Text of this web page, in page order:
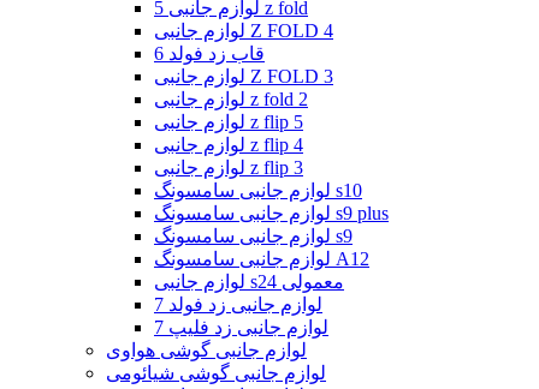
لوازم جانبی 5 z fold
لوازم جانبی Z FOLD 4
قاب زد فولد 6
لوازم جانبی Z FOLD 3
لوازم جانبی z fold 2
لوازم جانبی z flip 5
لوازم جانبی z flip 4
لوازم جانبی z flip 3
لوازم جانبی سامسونگ s10
لوازم جانبی سامسونگ s9 plus
لوازم جانبی سامسونگ s9
لوازم جانبی سامسونگ A12
لوازم جانبی s24 معمولی
لوازم جانبی زد فولد 7
لوازم جانبی زد فلیپ 7
لوازم جانبی گوشی هواوی
لوازم جانبی گوشی شیائومی